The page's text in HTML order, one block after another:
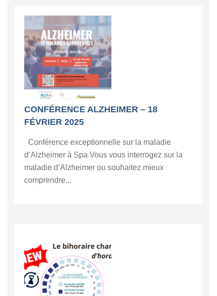
CONFÉRENCE ALZHEIMER – 18
FÉVRIER 2025
Conférence exceptionnelle sur la maladie
d’Alzheimer à Spa Vous vous interrogez sur la
maladie d’Alzheimer ou souhaitez mieux
comprendre...